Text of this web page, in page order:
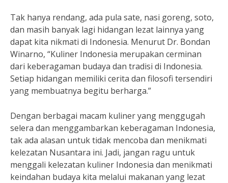
Tak hanya rendang, ada pula sate, nasi goreng, soto,
dan masih banyak lagi hidangan lezat lainnya yang
dapat kita nikmati di Indonesia. Menurut Dr. Bondan
Winarno, “Kuliner Indonesia merupakan cerminan
dari keberagaman budaya dan tradisi di Indonesia.
Setiap hidangan memiliki cerita dan filosofi tersendiri
yang membuatnya begitu berharga.”
Dengan berbagai macam kuliner yang menggugah
selera dan menggambarkan keberagaman Indonesia,
tak ada alasan untuk tidak mencoba dan menikmati
kelezatan Nusantara ini. Jadi, jangan ragu untuk
menggali kelezatan kuliner Indonesia dan menikmati
keindahan budaya kita melalui makanan yang lezat